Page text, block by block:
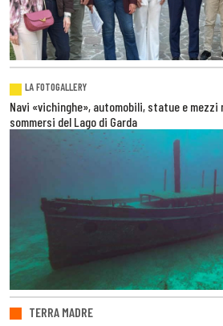
LA FOTOGALLERY
Navi «vichinghe», automobili, statue e
sommersi del Lago di Garda
TERRA MADRE